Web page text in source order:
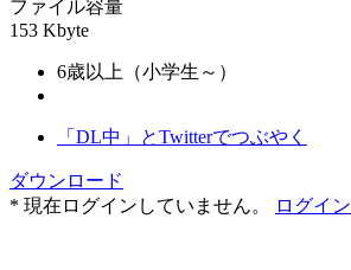
ファイル容量
153 Kbyte
6歳以上（小学生～）
「DL中」とTwitterでつぶやく
ダウンロード
* 現在ログインしていません。
ログイン